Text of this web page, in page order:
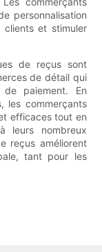
personnalisation
clients et stimuler
de reçus sont
de détail qui
paiement. En
les commerçants
efficaces tout en
leurs nombreux
reçus améliorent
tant pour les